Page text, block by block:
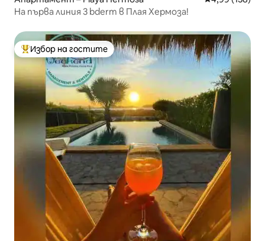
На първа линия 3 bderm в Плая Хермоза!
Най-популярен избор на гостите
Избор на гостите